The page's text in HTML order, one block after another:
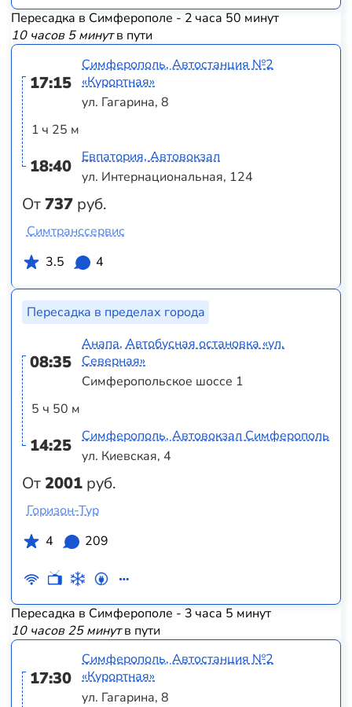
Пересадка в Симферополе - 2 часа 50 минут
10 часов 5 минутв пути
17:15
1 ч 25 м
18:40
От737 руб.
Симферополь, Автостанция №2
«Курортная»
ул. Гагарина, 8
Евпатория, Автовокзал
ул. Интернациональная, 124
Симтранссервис
3.5
4
Пересадка в пределах города
08:35
5 ч 50 м
14:25
От2001 руб.
Анапа, Автобусная остановка «ул.
Северная»
Симферопольское шоссе 1
Симферополь, Автовокзал Симферополь
ул. Киевская, 4
Горизон-Тур
4
209
Пересадка в Симферополе - 3 часа 5 минут
10 часов 25 минутв пути
17:30
Симферополь, Автостанция №2
«Курортная»
ул. Гагарина, 8